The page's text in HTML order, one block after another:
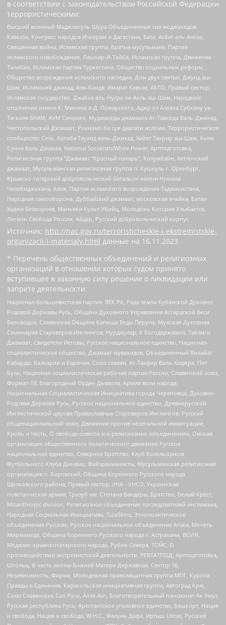
в соответствии с законодательством Российской Федерации
террористическими:
Высший военный Маджлисуль Шура Объединенных сил моджахедов
Кавказа, Конгресс народов Ичкерии и Дагестана, База, Асбат аль-Ансар,
Священная война, Исламская группа, Братья-мусульмане, Партия
исламского освобождения, Лашкар-И-Тайба, Исламская группа, Движение
Талибан, Исламская партия Туркестана, Общество социальных реформ,
Общество возрождения исламского наследия, Дом двух святых, Джунд аш-
Шам, Исламский джихад, Аль-Каида, Имарат Кавказ, АБТО, Правый сектор,
Исламское государство, Джабха аль-Нусра ли-Ахль аш-Шам, Народное
ополчение имени К. Минина и Д. Пожарского, Аджр от Аллаха Субхану уа
Тагьаля SHAM, АУМ Синрике, Муджахеды джамаата Ат-Тавхида Валь-Джихад,
Чистопольский Джамаат, Рохнамо ба суи давлати исломи, Террористическое
сообщество Сеть, Катиба Таухид валь-Джихад, Хайят Тахрир аш-Шам, Ахлю
Сунна Валь Джамаа, National Socialism/White Power, Артподготовка,
Религиозная группа “Джамаат “Красный пахарь”, Колумбайн, Хатлонский
джамаат, Мусульманская религиозная группа п. Кушкуль г. Оренбург,
Крымско-татарский добровольческий батальон имени Номана
Челебиджихана, Азов, Партия исламского возрождения Таджикистана,
Народная самооборона, Дуббайский джамаат, московская ячейка, Батал-
Хаджи Белхороев, Маньяки Культ Убийц, Молодёжь Которая Улыбается,
Легион Свобода России, Айдар, Русский добровольческий корпус
Источник: http://nac.gov.ru/terroristicheskie-i-ekstremistskie-
organizacii-i-materialy.html данные на 16.11.2023
* Перечень общественных объединений и религиозных
организаций в отношении которых судом принято
вступившее в законную силу решение о ликвидации или
запрете деятельности:
Национал-большевистская партия, ВЕК РА, Рада земли Кубанской Духовно
Родовой Державы Русь, Община Духовного Управления Асгардской Веси
Беловодья, Славянская Община Капища Веды Перуна, Мужская Духовная
Семинария Староверов-Инглингов, Нурджулар, К Богодержавию, Таблиги
Джамаат, Свидетели Иеговы, Русское национальное единство, Национал-
социалистическое общество, Джамаат мувахидов, Объединенный Вилайат
Кабарды, Балкарии и Карачая, Союз славян, Ат-Такфир Валь-Хиджра, Пит
Буль, Национал-социалистическая рабочая партия России, Славянский союз,
Формат-18, Благородный Орден Дьявола, Армия воли народа,
Национальная Социалистическая Инициатива города Череповца, Духовно-
Родовая Держава Русь, Русское национальное единство, Древнерусской
Инглистической церкви Православных Староверов-Инглингов, Русский
общенациональный союз, Движение против нелегальной иммиграции,
Кровь и Честь, О свободе совести и о религиозных объединениях, Омская
организация общественного политического движения Русское
национальное единство, Северное Братство, Клуб Болельщиков
Футбольного Клуба Динамо, Файзрахманисты, Мусульманская религиозная
организация п. Боровский, Община Коренного Русского народа
Щелковского района, Правый сектор, УНА - УНСО, Украинская
повстанческая армия, Тризуб им. Степана Бандеры, Братство, Белый Крест,
Misanthropic division, Религиозное объединение последователей инглиизма,
Народная Социальная Инициатива, TulaSkins, Этнополитическое
объединение Русские, Русское национальное объединение Атака, Мечеть
Мирмамеда, Община Коренного Русского народа г. Астрахани, ВОЛЯ,
Меджлис крымскотатарского народа, Рубеж Севера, ТОЙС, О
противодействии экстремистской деятельности, РЕВТАТПОД, Артподготовка,
Штольц, В честь иконы Божией Матери Державная, Сектор 16,
Независимость, Фирма, Молодежная правозащитная группа МПГ, Курсом
Правды и Единения, Каракольская инициативная группа, Автоград Крю,
Союз Славянских Сил Руси, Алля-Аят, Благотворительный пансионат Ак Умут,
Русская республика Русь, Арестантское уголовное единство, Башкорт, Нация
и свобода, Нация и свобода, W.H.С., Фалунь Дафа, Иртыш Ultras, Русский